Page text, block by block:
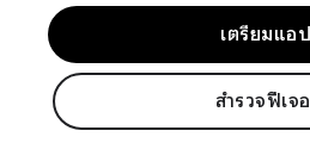
เตรียมแอป
สำรวจฟีเจ